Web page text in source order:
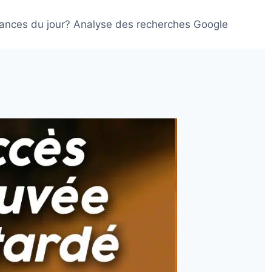
du jour? Analyse des recherches Google